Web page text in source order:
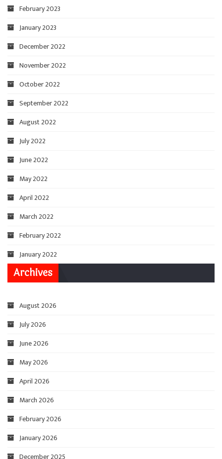
February 2023
January 2023
December 2022
November 2022
October 2022
September 2022
August 2022
July 2022
June 2022
May 2022
April 2022
March 2022
February 2022
January 2022
Archives
August 2026
July 2026
June 2026
May 2026
April 2026
March 2026
February 2026
January 2026